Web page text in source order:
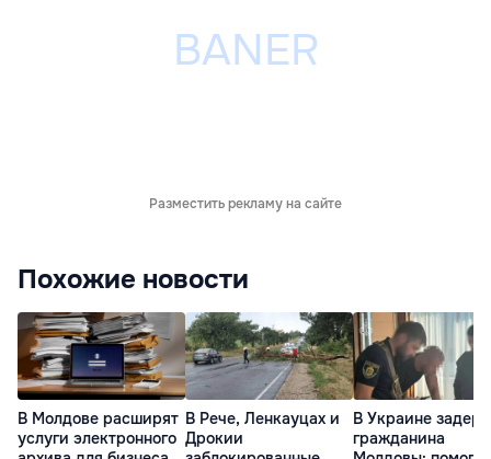
Разместить рекламу на сайте
Похожие новости
В Молдове расширят
услуги электронного
В Рече, Ленкауцах и
Дрокии
В Украине
гражданина